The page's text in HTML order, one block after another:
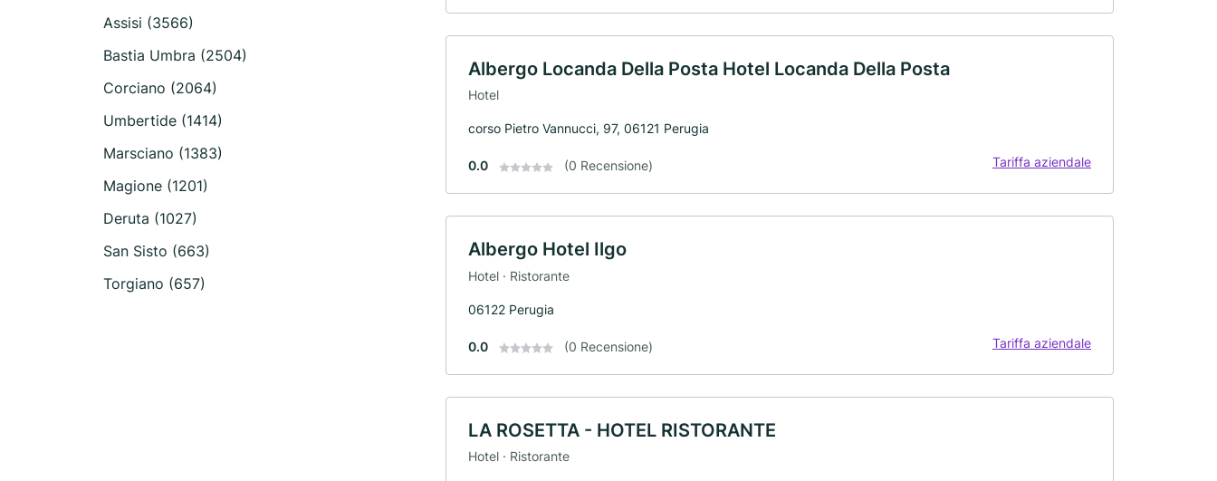
Assisi (3566)
Bastia Umbra (2504)
Corciano (2064)
Umbertide (1414)
Marsciano (1383)
Magione (1201)
Deruta (1027)
San Sisto (663)
Torgiano (657)
Albergo Locanda Della Posta Hotel Locanda Della Posta
Hotel
corso Pietro Vannucci, 97, 06121 Perugia
0.0 (0 Recensione) Tariffa aziendale
Albergo Hotel Ilgo
Hotel · Ristorante
06122 Perugia
0.0 (0 Recensione) Tariffa aziendale
LA ROSETTA - HOTEL RISTORANTE
Hotel · Ristorante